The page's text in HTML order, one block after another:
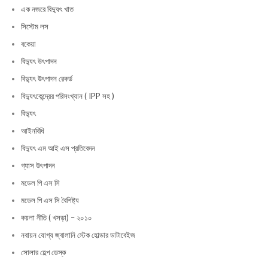
এক নজরে বিদ্যুৎ খাত
সিস্টেম লস
বকেয়া
বিদ্যুৎ উৎপাদন
বিদ্যুৎ উৎপাদন রেকর্ড
বিদ্যুৎকেন্দ্রের পরিসংখ্যান ( IPP সহ )
বিদ্যুৎ
আইনবিধি
বিদ্যুৎ এম আই এস প্রতিবেদন
গ্যাস উৎপাদন
মডেল পি এস সি
মডেল পি এস সি বৈশিষ্ট্য
কয়লা নীতি ( খসড়া) – ২০১০
নবায়ন যোগ্য জ্বালানি স্টেক হোল্ডার ডাটাবেইজ
সোলার হেল্প ডেস্ক